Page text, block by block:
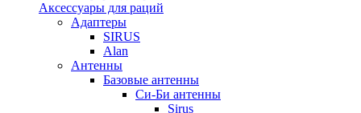
Аксессуары для раций
Адаптеры
SIRUS
Alan
Антенны
Базовые антенны
Си-Би антенны
Sirus